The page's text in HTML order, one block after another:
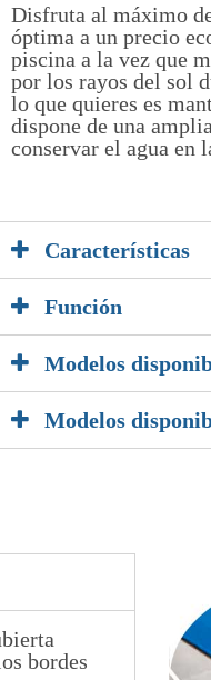
Disfruta al máximo
óptima a un precio
piscina a la vez que
por los rayos del sol
lo que quieres es
dispone de una
conservar el agua en
Características
Función
Modelos
Modelos
bordes